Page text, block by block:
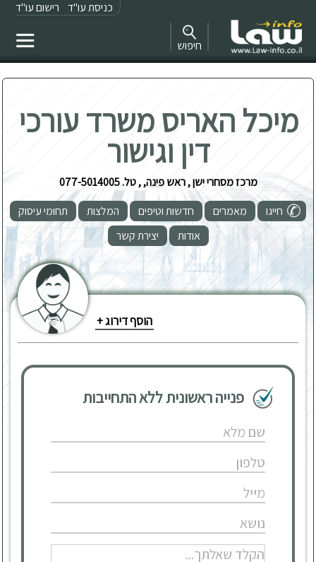
כניסת עו"ד רישום עו"ד
חיפוש
מיכל האריס משרד עורכי
דין וגישור
מרכז מסחרי ישן , ראש פינה, , טל. 077-5014005
חייגו
מאמרים חדשות וטיפים המלצות
תחומי עיסוק
אודות
יצירת קשר
הוסף דירוג +
פנייה ראשונית ללא התחייבות